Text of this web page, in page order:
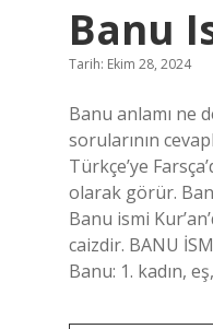
Banu
Tarih: Ekim 28, 2024
Banu anlamı ne
sorularının
Türkçe’ye
olarak görür.
Banu ismi
caizdir. BANU
Banu: 1. kadın,